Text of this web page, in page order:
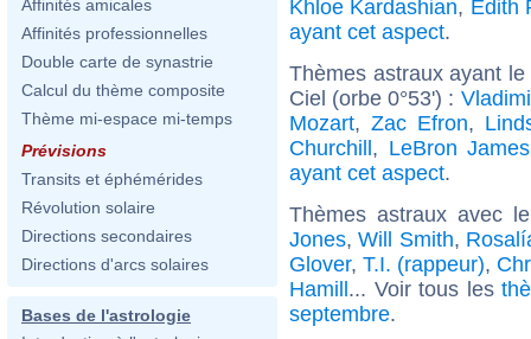
Affinités amicales
Affinités professionnelles
Double carte de synastrie
Calcul du thème composite
Thème mi-espace mi-temps
Prévisions
Transits et éphémérides
Révolution solaire
Directions secondaires
Directions d'arcs solaires
Bases de l'astrologie
Khloe Kardashian, Edith
ayant cet aspect.
Thèmes astraux ayant
Ciel (orbe 0°53') :
Mozart,Zac Efron,
Churchill, LeBron James
ayant cet aspect.
Thèmes astraux avec
Jones,Will Smith,
Glover,T.I. (rappeur),
Hamill... Voir tous les
septembre.